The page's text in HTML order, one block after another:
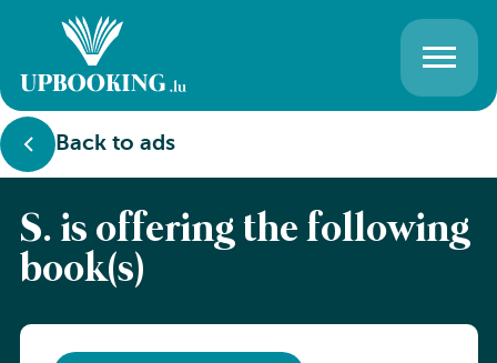
Back to ads
S. is offering the following
book(s)